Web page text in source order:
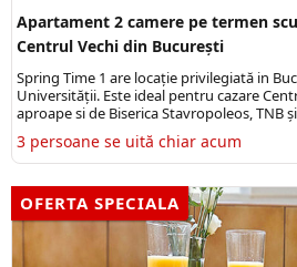
Apartament 2 camere pe termen
Centrul Vechi din București
Spring Time 1 are locație privilegiată in
Universității. Este ideal pentru cazare
aproape si de Biserica Stavropoleos, TNB
3 persoane se uită chiar acum
OFERTA SPECIALA